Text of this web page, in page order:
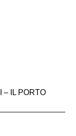
– IL PORTO